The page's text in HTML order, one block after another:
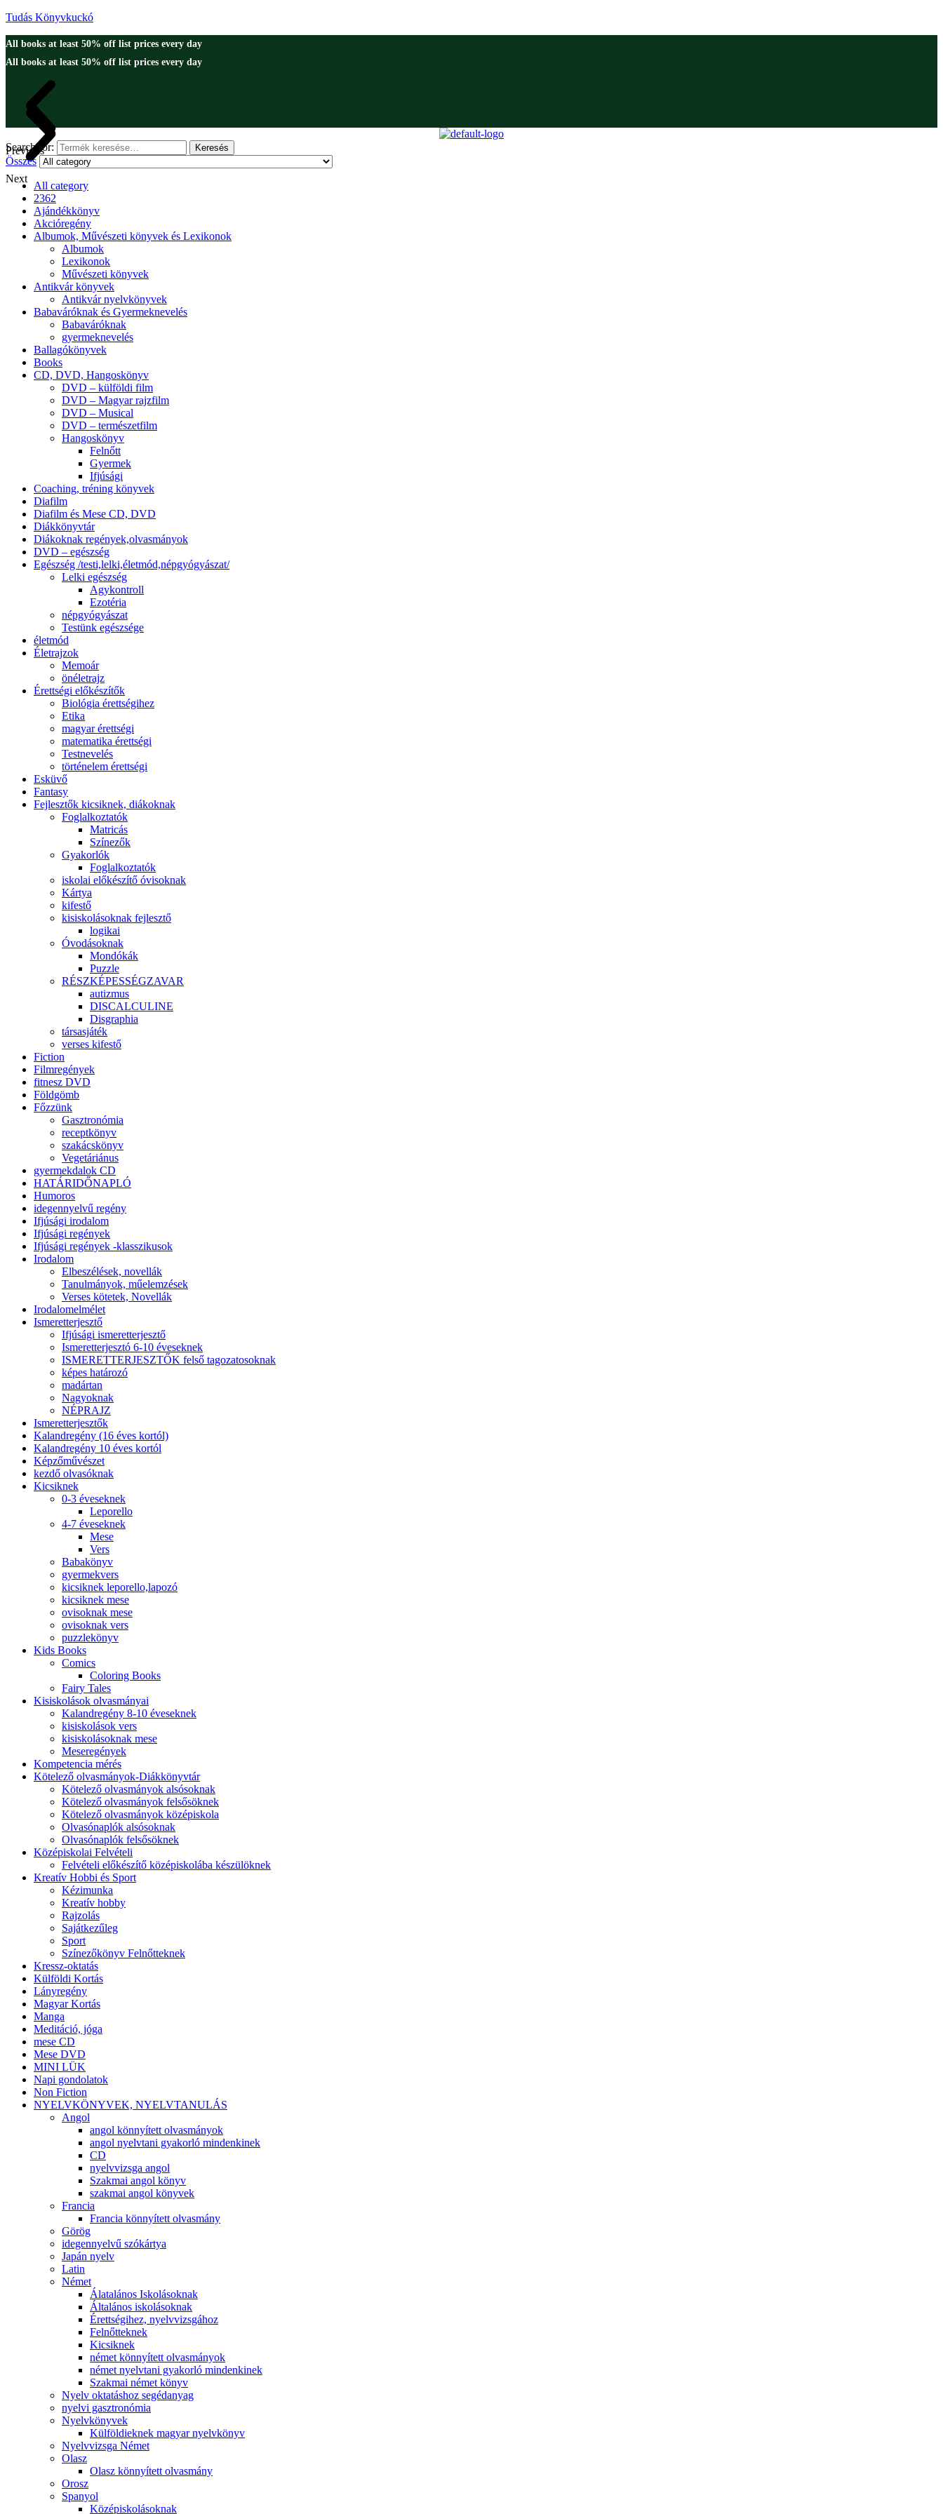
Tudás Könyvkuckó
All books at least 50% off list prices every day
All books at least 50% off list prices every day
Previous
Next
Search for: Keresés
Összes
All category
2362
Ajándékkönyv
Akcióregény
Albumok, Művészeti könyvek és Lexikonok
Albumok
Lexikonok
Művészeti könyvek
Antikvár könyvek
Antikvár nyelvkönyvek
Babaváróknak és Gyermeknevelés
Babaváróknak
gyermeknevelés
Ballagókönyvek
Books
CD, DVD, Hangoskönyv
DVD – külföldi film
DVD – Magyar rajzfilm
DVD – Musical
DVD – természetfilm
Hangoskönyv
Felnőtt
Gyermek
Ifjúsági
Coaching, tréning könyvek
Diafilm
Diafilm és Mese CD, DVD
Diákkönyvtár
Diákoknak regények,olvasmányok
DVD – egészség
Egészség /testi,lelki,életmód,népgyógyászat/
Lelki egészség
Agykontroll
Ezotéria
népgyógyászat
Testünk egészsége
életmód
Életrajzok
Memoár
önéletrajz
Érettségi előkészítők
Biológia érettségihez
Etika
magyar érettségi
matematika érettségi
Testnevelés
történelem érettségi
Esküvő
Fantasy
Fejlesztők kicsiknek, diákoknak
Foglalkoztatók
Matricás
Színezők
Gyakorlók
Foglalkoztatók
iskolai előkészítő óvisoknak
Kártya
kifestő
kisiskolásoknak fejlesztő
logikai
Óvodásoknak
Mondókák
Puzzle
RÉSZKÉPESSÉGZAVAR
autizmus
DISCALCULINE
Disgraphia
társasjáték
verses kifestő
Fiction
Filmregények
fitnesz DVD
Földgömb
Főzzünk
Gasztronómia
receptkönyv
szakácskönyv
Vegetáriánus
gyermekdalok CD
HATÁRIDŐNAPLÓ
Humoros
idegennyelvű regény
Ifjúsági irodalom
Ifjúsági regények
Ifjúsági regények -klasszikusok
Irodalom
Elbeszélések, novellák
Tanulmányok, műelemzések
Verses kötetek, Novellák
Irodalomelmélet
Ismeretterjesztő
Ifjúsági ismeretterjesztő
Ismeretterjesztó 6-10 éveseknek
ISMERETTERJESZTŐK felső tagozatosoknak
képes határozó
madártan
Nagyoknak
NÉPRAJZ
Ismeretterjesztők
Kalandregény (16 éves kortól)
Kalandregény 10 éves kortól
Képzőművészet
kezdő olvasóknak
Kicsiknek
0-3 éveseknek
Leporello
4-7 éveseknek
Mese
Vers
Babakönyv
gyermekvers
kicsiknek leporello,lapozó
kicsiknek mese
ovisoknak mese
ovisoknak vers
puzzlekönyv
Kids Books
Comics
Coloring Books
Fairy Tales
Kisiskolások olvasmányai
Kalandregény 8-10 éveseknek
kisiskolások vers
kisiskolásoknak mese
Meseregények
Kompetencia mérés
Kötelező olvasmányok-Diákkönyvtár
Kötelező olvasmányok alsósoknak
Kötelező olvasmányok felsősöknek
Kötelező olvasmányok középiskola
Olvasónaplók alsósoknak
Olvasónaplók felsősöknek
Középiskolai Felvételi
Felvételi előkészítő középiskolába készülöknek
Kreatív Hobbi és Sport
Kézimunka
Kreatív hobby
Rajzolás
Sajátkezűleg
Sport
Színezőkönyv Felnőtteknek
Kressz-oktatás
Külföldi Kortás
Lányregény
Magyar Kortás
Manga
Meditáció, jóga
mese CD
Mese DVD
MINI LÜK
Napi gondolatok
Non Fiction
NYELVKÖNYVEK, NYELVTANULÁS
Angol
angol könnyített olvasmányok
angol nyelvtani gyakorló mindenkinek
CD
nyelvvizsga angol
Szakmai angol könyv
szakmai angol könyvek
Francia
Francia könnyített olvasmány
Görög
idegennyelvű szókártya
Japán nyelv
Latin
Német
Álatalános Iskolásoknak
Általános iskolásoknak
Érettségihez, nyelvvizsgához
Felnőtteknek
Kicsiknek
német könnyített olvasmányok
német nyelvtani gyakorló mindenkinek
Szakmai német könyv
Nyelv oktatáshoz segédanyag
nyelvi gasztronómia
Nyelvkönyvek
Külföldieknek magyar nyelvkönyv
Nyelvvizsga Német
Olasz
Olasz könnyített olvasmány
Orosz
Spanyol
Középiskolásoknak